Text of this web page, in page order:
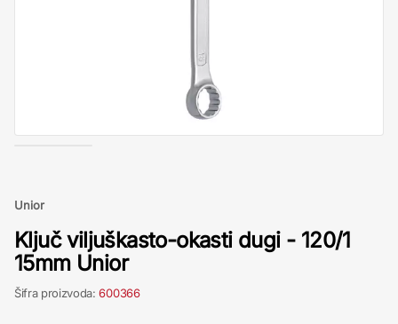
Unior
Ključ viljuškasto-okasti dugi - 120/1
15mm Unior
Šifra proizvoda:600366